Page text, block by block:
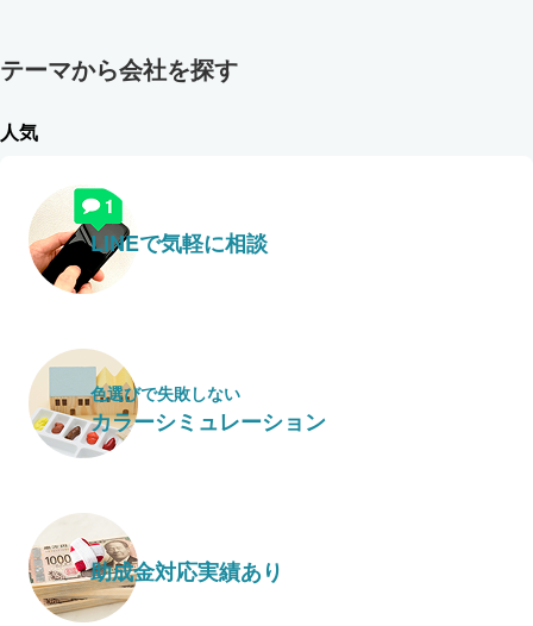
テーマから会社を探す
人気
LINEで気軽に相談
色選びで失敗しない
カラーシミュレーション
助成金対応実績あり